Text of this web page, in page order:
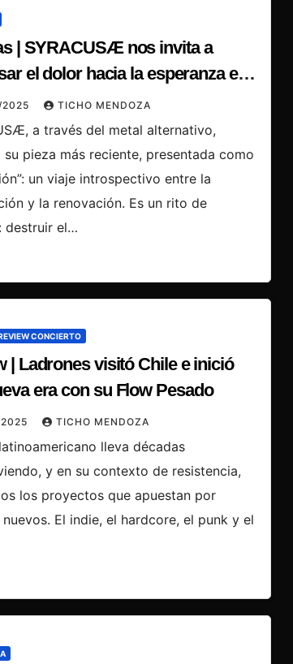
| SYRACUSÆ nos invita a
el dolor hacia la esperanza en
TICHO MENDOZA
a través del metal alternativo,
su pieza más reciente, presentada como
un viaje introspectivo entre la
y la renovación. Es un rito de
destruir el…
CONCIERTO
| Ladrones visitó Chile e inició
era con su Flow Pesado
TICHO MENDOZA
lleva décadas
y en su contexto de resistencia,
los proyectos que apuestan por
El indie, el hardcore, el punk y el